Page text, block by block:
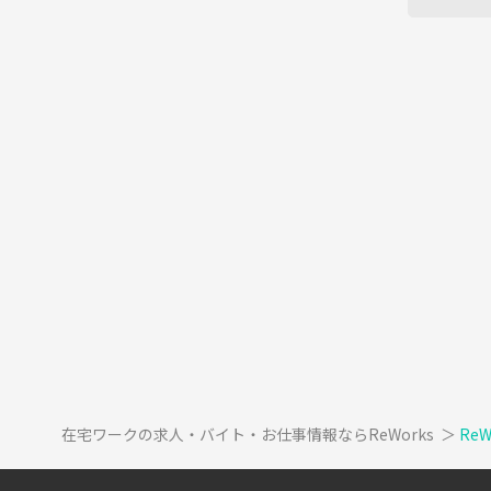
在宅ワークの求人・バイト・お仕事情報ならReWorks ＞